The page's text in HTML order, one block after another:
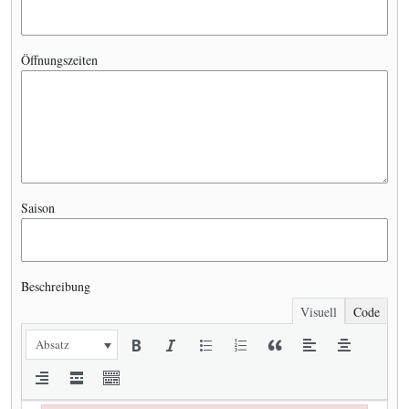
Öffnungszeiten
Saison
Beschreibung
Visuell
Code
Absatz